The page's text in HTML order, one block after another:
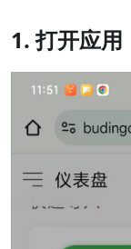
1. 打开应